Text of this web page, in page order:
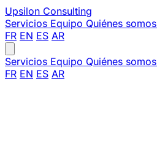
Upsilon Consulting
Servicios Equipo Quiénes somos
FR EN ES AR
Servicios Equipo Quiénes somos
FR EN ES AR